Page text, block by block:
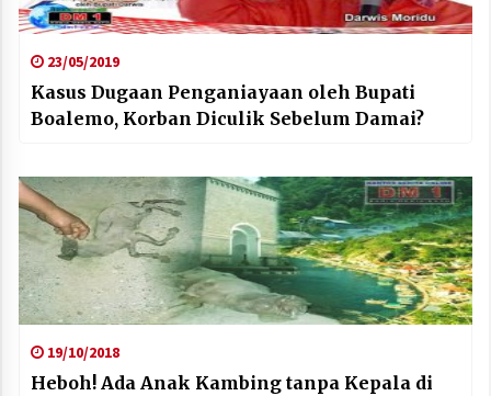
23/05/2019
Kasus Dugaan Penganiayaan oleh Bupati
Boalemo, Korban Diculik Sebelum Damai?
19/10/2018
Heboh! Ada Anak Kambing tanpa Kepala di